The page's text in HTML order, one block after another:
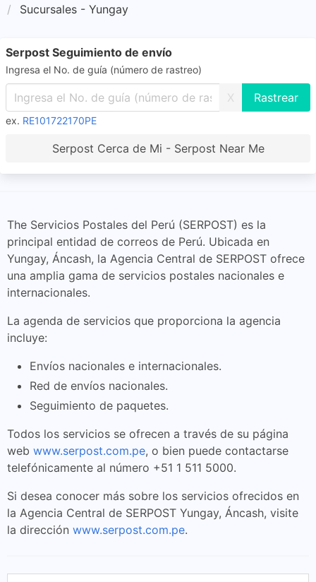
Sucursales - Yungay
Serpost Seguimiento de envío
Ingresa el No. de guía (número de rastreo)
X
ex. RE101722170PE
Serpost Cerca de Mi - Serpost Near Me
The Servicios Postales del Perú (SERPOST) es la
principal entidad de correos de Perú. Ubicada en
Yungay, Áncash, la Agencia Central de SERPOST ofrece
una amplia gama de servicios postales nacionales e
internacionales.
La agenda de servicios que proporciona la agencia
incluye:
Envíos nacionales e internacionales.
Red de envíos nacionales.
Seguimiento de paquetes.
Todos los servicios se ofrecen a través de su página
web www.serpost.com.pe, o bien puede contactarse
telefónicamente al número +51 1 511 5000.
Si desea conocer más sobre los servicios ofrecidos en
la Agencia Central de SERPOST Yungay, Áncash, visite
la dirección www.serpost.com.pe.